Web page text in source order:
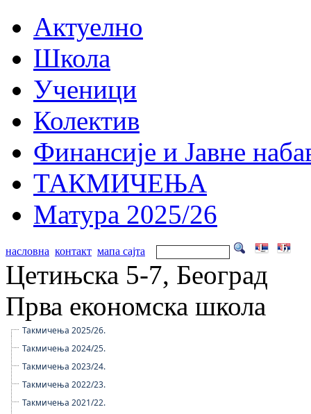
Актуелно
Школа
Ученици
Колектив
Финансије и Јавне
ТАКМИЧЕЊА
Матура 2025/26
насловна контакт мапа сајта
Цетињска 5-7, Београд
Прва економска школа
Такмичења 2025/26.
Такмичења 2024/25.
Такмичења 2023/24.
Такмичења 2022/23.
Такмичења 2021/22.